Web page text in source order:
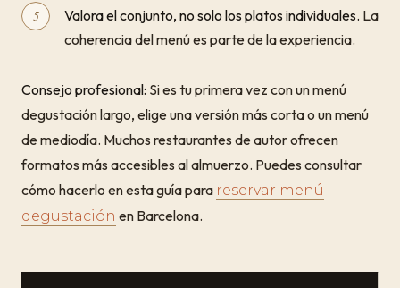
Valora el conjunto, no solo los platos individuales. La
coherencia del menú es parte de la experiencia.
Consejo profesional: Si es tu primera vez con un menú
degustación largo, elige una versión más corta o un menú
de mediodía. Muchos restaurantes de autor ofrecen
formatos más accesibles al almuerzo. Puedes consultar
cómo hacerlo en esta guía para reservar menú
degustación en Barcelona.